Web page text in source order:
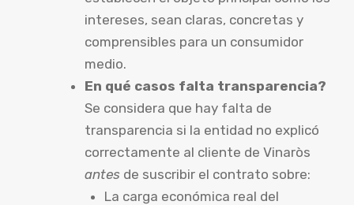
intereses, sean claras, concretas y
comprensibles para un consumidor
medio.
En qué casos falta transparencia?
Se considera que hay falta de
transparencia si la entidad no explicó
correctamente al cliente de Vinaròs
antes de suscribir el contrato sobre:
La carga económica real del